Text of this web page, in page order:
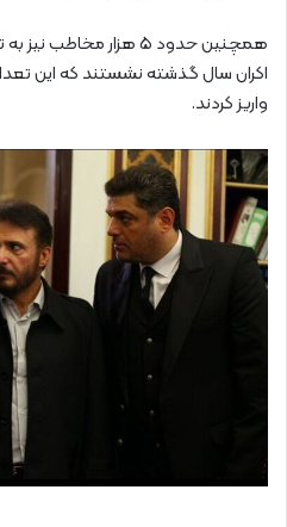
همچنین حدود ۵ هزار
واریز کردند.